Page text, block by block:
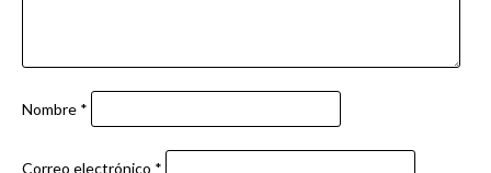
Nombre *
Correo electrónico *